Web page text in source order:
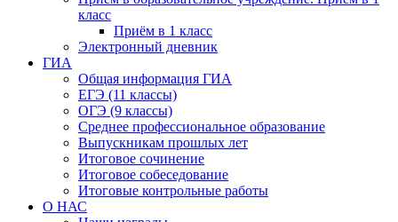
класс
Приём в 1 класс
Электронный дневник
ГИА
Общая информация ГИА
ЕГЭ (11 классы)
ОГЭ (9 классы)
Среднее профессиональное образование
Выпускникам прошлых лет
Итоговое сочинение
Итоговое собеседование
Итоговые контрольные работы
О НАС